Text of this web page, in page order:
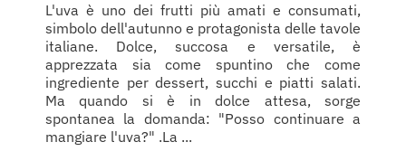
L'uva è uno dei frutti più amati e consumati,
simbolo dell'autunno e protagonista delle tavole
italiane. Dolce, succosa e versatile, è
apprezzata sia come spuntino che come
ingrediente per dessert, succhi e piatti salati.
Ma quando si è in dolce attesa, sorge
spontanea la domanda: "Posso continuare a
mangiare l'uva?" .La ...